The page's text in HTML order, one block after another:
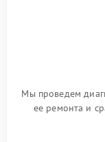
Мы проведем
ее ремонта и